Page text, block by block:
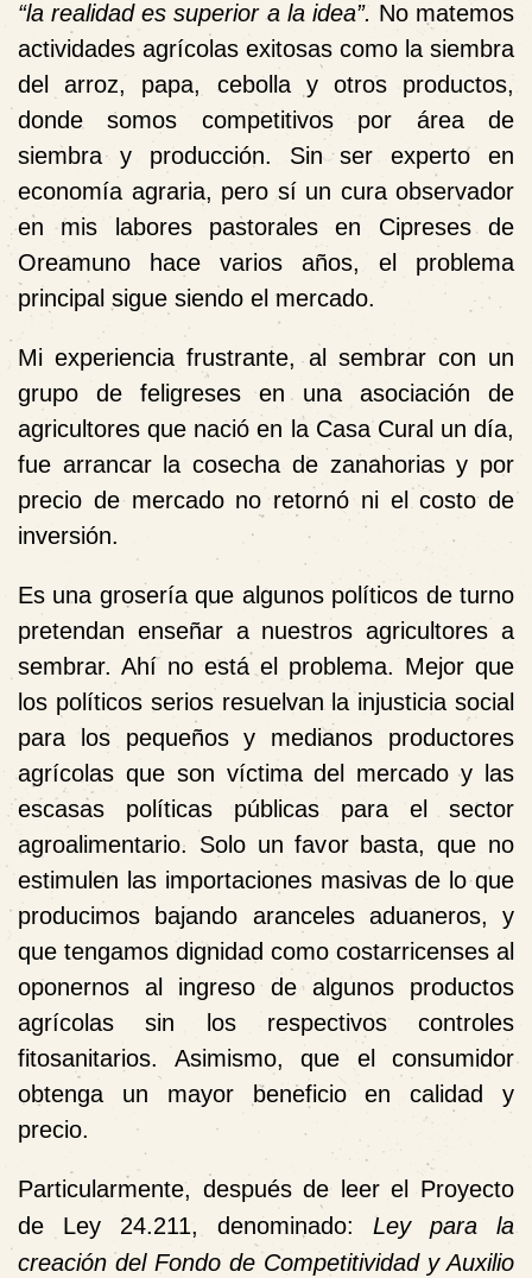
“la realidad es superior a la idea”. No matemos
actividades agrícolas exitosas como la siembra
del arroz, papa, cebolla y otros productos,
donde somos competitivos por área de
siembra y producción. Sin ser experto en
economía agraria, pero sí un cura observador
en mis labores pastorales en Cipreses de
Oreamuno hace varios años, el problema
principal sigue siendo el mercado.
Mi experiencia frustrante, al sembrar con un
grupo de feligreses en una asociación de
agricultores que nació en la Casa Cural un día,
fue arrancar la cosecha de zanahorias y por
precio de mercado no retornó ni el costo de
inversión.
Es una grosería que algunos políticos de turno
pretendan enseñar a nuestros agricultores a
sembrar. Ahí no está el problema. Mejor que
los políticos serios resuelvan la injusticia social
para los pequeños y medianos productores
agrícolas que son víctima del mercado y las
escasas políticas públicas para el sector
agroalimentario. Solo un favor basta, que no
estimulen las importaciones masivas de lo que
producimos bajando aranceles aduaneros, y
que tengamos dignidad como costarricenses al
oponernos al ingreso de algunos productos
agrícolas sin los respectivos controles
fitosanitarios. Asimismo, que el consumidor
obtenga un mayor beneficio en calidad y
precio.
Particularmente, después de leer el Proyecto
de Ley 24.211, denominado: Ley para la
creación del Fondo de Competitividad y Auxilio